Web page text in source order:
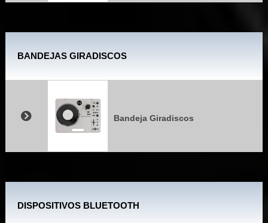
BANDEJAS GIRADISCOS
Bandeja Giradiscos
DISPOSITIVOS BLUETOOTH